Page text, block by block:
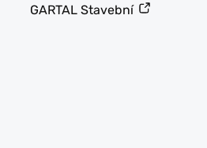
GARTAL Stavební